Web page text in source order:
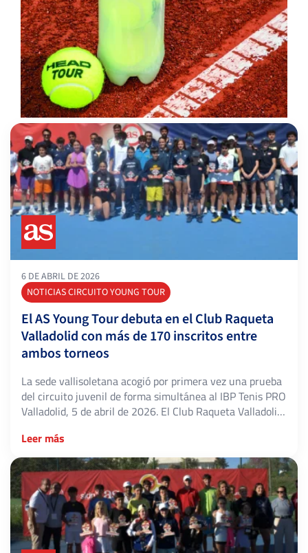
6 DE ABRIL DE 2026
NOTICIAS CIRCUITO YOUNG TOUR
El AS Young Tour debuta en el Club Raqueta
Valladolid con más de 170 inscritos entre
ambos torneos
La sede vallisoletana acogió por primera vez una prueba
del circuito juvenil de forma simultánea al IBP Tenis PRO
Valladolid, 5 de abril de 2026. El Club Raqueta Valladolid
primera vez una prueba del AS Young Tour by IBP Tenis
de forma simultánea al I […]
Leer más